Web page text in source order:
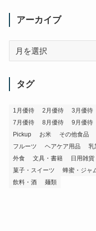
アーカイブ
タグ
1月優待 2月優待 3月優待
7月優待
8月優待 9月優待
Pickup
お米 その他食品
フルーツ
ヘアケア用品 乳
外食
文具・書籍 日用雑貨
菓子・スイーツ
蜂蜜・ジャ
飲料・酒
麺類